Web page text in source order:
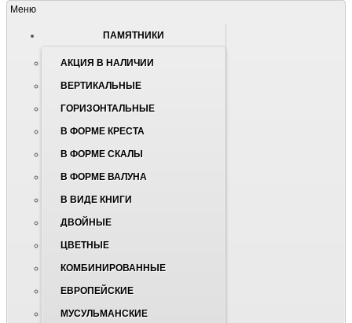
Меню
ПАМЯТНИКИ
АКЦИЯ В НАЛИЧИИ
ВЕРТИКАЛЬНЫЕ
ГОРИЗОНТАЛЬНЫЕ
В ФОРМЕ КРЕСТА
В ФОРМЕ СКАЛЫ
В ФОРМЕ ВАЛУНА
В ВИДЕ КНИГИ
ДВОЙНЫЕ
ЦВЕТНЫЕ
КОМБИНИРОВАННЫЕ
ЕВРОПЕЙСКИЕ
МУСУЛЬМАНСКИЕ